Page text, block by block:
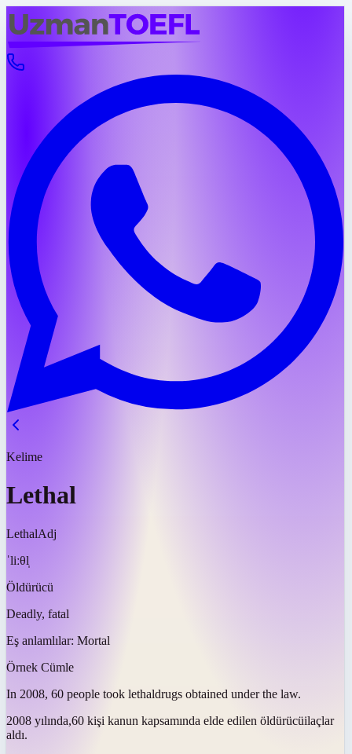
Kelime
Lethal
LethalAdj
ˈliːθl̩
Öldürücü
Deadly, fatal
Eş anlamlılar: Mortal
Örnek Cümle
In 2008, 60 people took lethaldrugs obtained under the law.
2008 yılında,60 kişi kanun kapsamında elde edilen öldürücüilaçlar
aldı.